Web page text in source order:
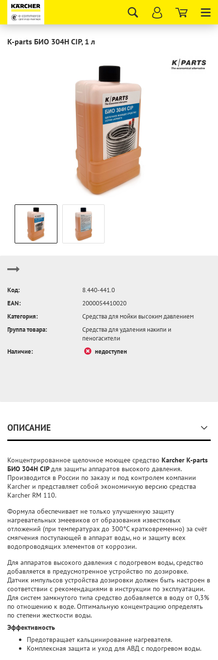
K-parts БИО 304H CIP, 1 л
Код:
8.440-441.0
EAN:
2000054410020
Категория:
Средства для мойки высоким давлением
Группа товара:
Средства для удаления накипи и
пеногасители
Наличие:
недоступен
ОПИСАНИЕ
Концентрированное щелочное моющее средство Karcher K-parts
БИО 304H CIPдля защиты аппаратов высокого давления.
Производится в России по заказу и под контролем компании
Karcher и представляет собой экономичную версию средства
Karcher RM 110.
Формула обеспечивает не только улучшенную защиту
нагревательных змеевиков от образования известковых
отложений (при температурах до 300°C кратковременно) за счёт
смягчения поступающей в аппарат воды, но и защиту всех
водопроводящих элементов от коррозии.
Для аппаратов высокого давления с подогревом воды, средство
добавляется в предусмотренное устройство по дозировке.
Датчик импульсов устройства дозировки должен быть настроен в
соответствии с рекомендациями в инструкции по эксплуатации.
Для систем замкнутого типа средство добавляется в воду от 0,3%
по отношению к воде. Оптимальную концентрацию определять
по степени жесткости воды.
Эффективность
Предотвращает кальцинирование нагревателя.
Комплексная защита и уход для АВД с подогревом воды.